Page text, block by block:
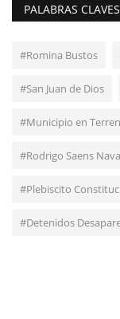
PALABRAS CLAVES
#Romina Bustos
#San Juan de Dios
#Municipio en
#Rodrigo Saens
#Plebiscito
#Detenidos